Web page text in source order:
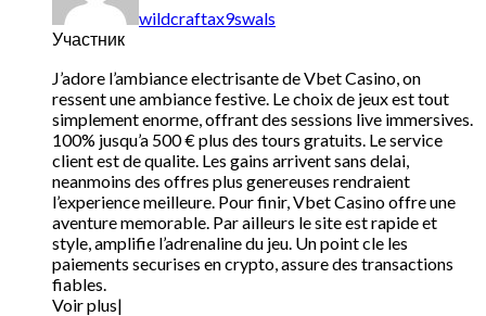
wildcraftax9swals
Участник
J’adore l’ambiance electrisante de Vbet Casino, on
ressent une ambiance festive. Le choix de jeux est tout
simplement enorme, offrant des sessions live immersives.
100% jusqu’a 500 € plus des tours gratuits. Le service
client est de qualite. Les gains arrivent sans delai,
neanmoins des offres plus genereuses rendraient
l’experience meilleure. Pour finir, Vbet Casino offre une
aventure memorable. Par ailleurs le site est rapide et
style, amplifie l’adrenaline du jeu. Un point cle les
paiements securises en crypto, assure des transactions
fiables.
Voir plus|